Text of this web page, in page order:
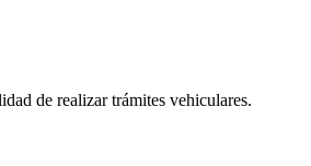
de realizar trámites vehiculares.